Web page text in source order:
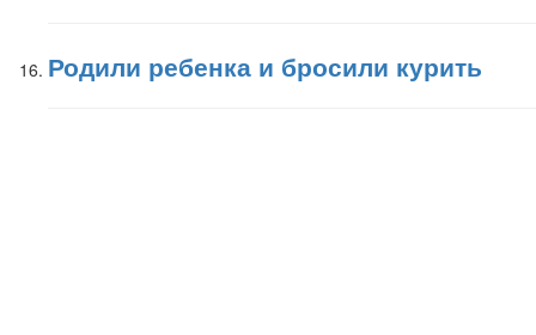
Родили ребенка и бросили курить